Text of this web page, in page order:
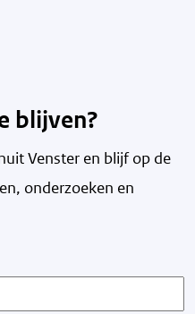
blijven?
Venster en blijf op de
onderzoeken en